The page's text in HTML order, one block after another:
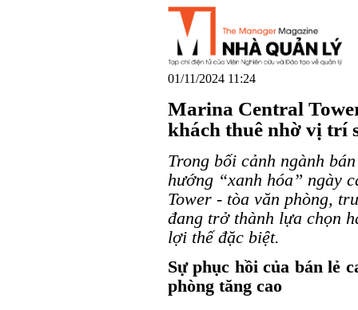
01/11/2024 11:24
Marina Central
khách thuê nhờ vị trí
Trong bối cảnh ngành
hướng “xanh hóa” ngày
Tower - tòa văn phòng,
đang trở thành lựa chọn
lợi thế đặc biệt.
Sự phục hồi của bán lẻ
phòng tăng cao